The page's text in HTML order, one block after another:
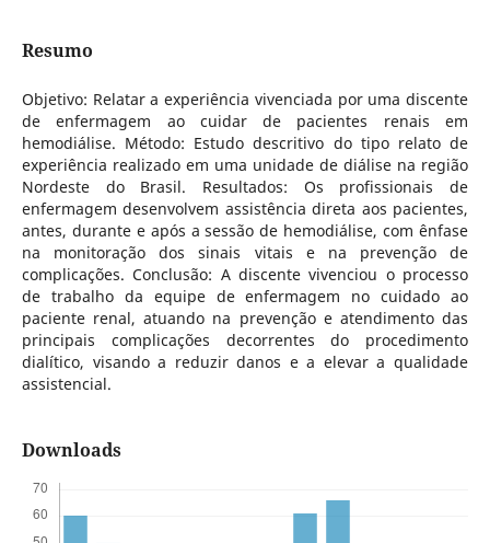
Resumo
Objetivo: Relatar a experiência vivenciada por uma discente
de enfermagem ao cuidar de pacientes renais em
hemodiálise. Método: Estudo descritivo do tipo relato de
experiência realizado em uma unidade de diálise na região
Nordeste do Brasil. Resultados: Os profissionais de
enfermagem desenvolvem assistência direta aos pacientes,
antes, durante e após a sessão de hemodiálise, com ênfase
na monitoração dos sinais vitais e na prevenção de
complicações. Conclusão: A discente vivenciou o processo
de trabalho da equipe de enfermagem no cuidado ao
paciente renal, atuando na prevenção e atendimento das
principais complicações decorrentes do procedimento
dialítico, visando a reduzir danos e a elevar a qualidade
assistencial.
Downloads